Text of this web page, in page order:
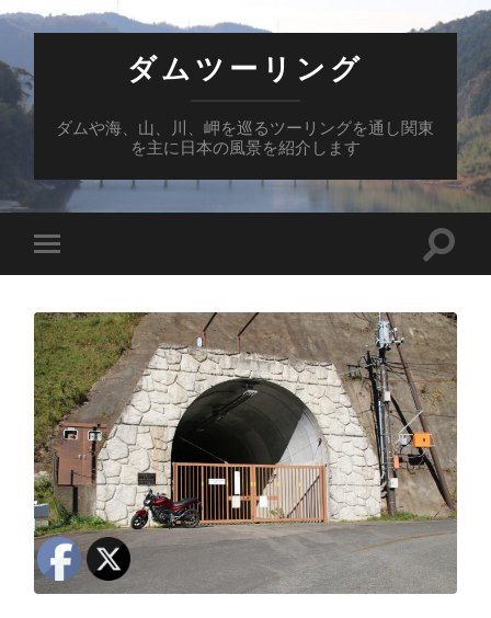
ダムツーリング
ダムや海、山、川、岬を巡るツーリングを通し関東
を主に日本の風景を紹介します
モ
バ
ル
メ
ニ
ュ
ー
を
切
り
替
え
る
検
ー
ル
ド
を
切
り
替
え
る